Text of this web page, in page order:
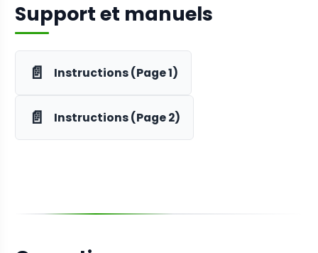
Support et manuels
📄 Instructions (Page 1)
📄 Instructions (Page 2)